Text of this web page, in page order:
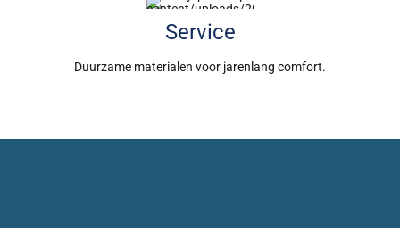
Service
Duurzame materialen voor jarenlang comfort.